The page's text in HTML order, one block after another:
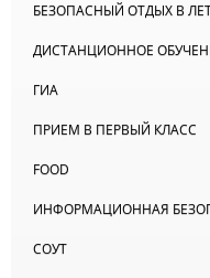
БЕЗОПАСНЫЙ ОТДЫХ В
ДИСТАНЦИОННОЕ
ГИА
ПРИЕМ В ПЕРВЫЙ КЛАСС
FOOD
ИНФОРМАЦИОННАЯ
СОУТ